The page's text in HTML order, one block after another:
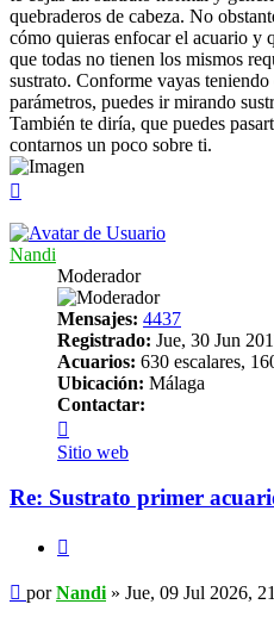
quebraderos de cabeza. No
cómo quieras enfocar el acuario y
que todas no tienen los mismos
sustrato. Conforme vayas
parámetros, puedes ir mirando
También te diría, que puedes
contarnos un poco sobre ti.
Nandi
Moderador
Mensajes: 4437
Registrado: Jue, 30 Jun
Acuarios: 630 escalares,
Ubicación: Málaga
Contactar:
Nandi
Sitio web
Re: Sustrato primer
Mensaje
porNandi » Jue, 09 Jul 2026,